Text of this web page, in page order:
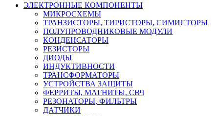
ЭЛЕКТРОННЫЕ КОМПОНЕНТЫ
МИКРОСХЕМЫ
ТРАНЗИСТОРЫ, ТИРИСТОРЫ, СИМИСТОРЫ
ПОЛУПРОВОДНИКОВЫЕ МОДУЛИ
КОНДЕНСАТОРЫ
РЕЗИСТОРЫ
ДИОДЫ
ИНДУКТИВНОСТИ
ТРАНСФОРМАТОРЫ
УСТРОЙСТВА ЗАЩИТЫ
ФЕРРИТЫ, МАГНИТЫ, СВЧ
РЕЗОНАТОРЫ, ФИЛЬТРЫ
ДАТЧИКИ